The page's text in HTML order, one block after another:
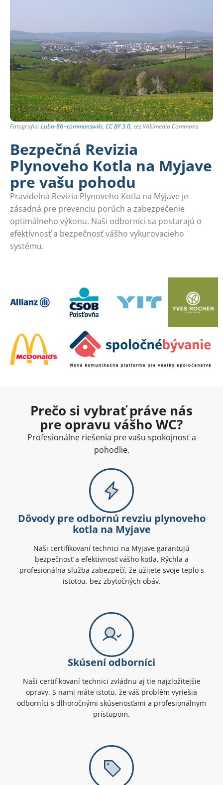
Fotografia:Lubo-86~commonswiki, CC BY 3.0, cez Wikimedia Commons
Bezpečná Revizia
Plynoveho Kotla na Myjave
pre vašu pohodu
Pravidelná Revizia Plynoveho Kotla na Myjave je
zásadná pre prevenciu porúch a zabezpečenie
optimálneho výkonu. Naši odborníci sa postarajú o
efektívnosť a bezpečnosť vášho vykurovacieho
systému.
Prečo si vybrať práve nás
pre opravu vášho WC?
Profesionálne riešenia pre vašu spokojnosť a
pohodlie.
Dôvody pre odbornú revziu plynoveho
kotla na Myjave
Naši certifikovaní technici na Myjave garantujú
bezpečnosť a efektívnosť vášho kotla. Rýchla a
profesionálna služba zabezpečí, že užijete svoje teplo s
istotou, bez zbytočných obáv.
Skúsení odborníci
Naši certifikovaní technici zvládnu aj tie najzložitejšie
opravy. S nami máte istotu, že váš problém vyriešia
odborníci s dlhoročnými skúsenosťami a profesionálnym
prístupom.